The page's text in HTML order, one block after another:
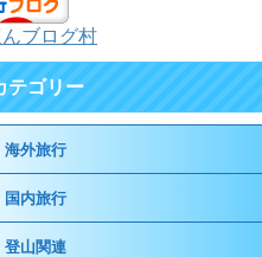
ブログ村
テゴリー
海外旅行
国内旅行
登山関連